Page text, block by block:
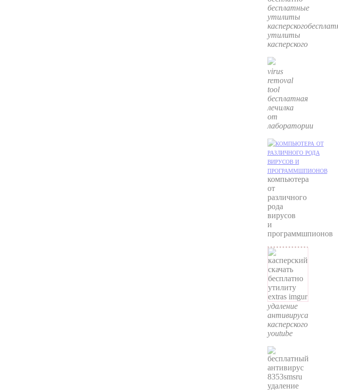
бесплатные
утилиты
утилиты
касперского
virus
removal
tool
бесплатная
лечилка
от
лаборатории
компьютера
от
различного
рода
вирусов
и
программшпионов
удаление
антивируса
касперского
youtube